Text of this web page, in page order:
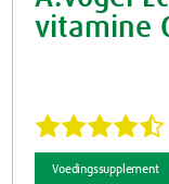
vitamine
Voedingssupplement